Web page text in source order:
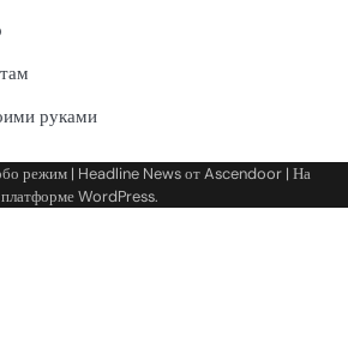
руками
режим | Headline News отAscendoor | На
платформеWordPress.